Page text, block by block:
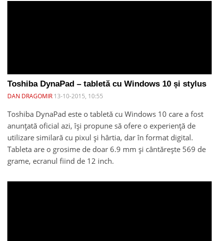
Toshiba DynaPad – tabletă cu Windows 10 și stylus
DAN DRAGOMIR 13-10-2015, 10:55
Toshiba DynaPad este o tabletă cu Windows 10 care a fost
anunțată oficial azi, își propune să ofere o experiență de
utilizare similară cu pixul și hârtia, dar în format digital.
Tableta are o grosime de doar 6.9 mm și cântărește 569 de
grame, ecranul fiind de 12 inch.